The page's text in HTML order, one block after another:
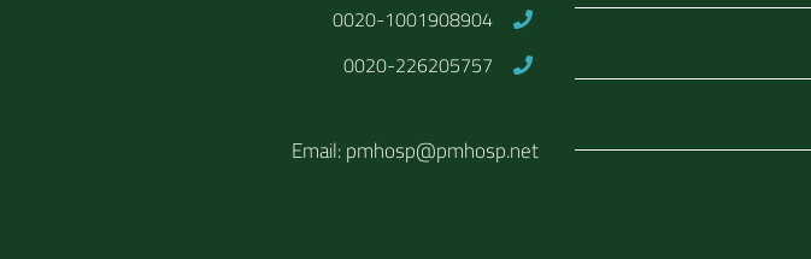
0020-1001908904
0020-226205757
Email: pmhosp@pmhosp.net